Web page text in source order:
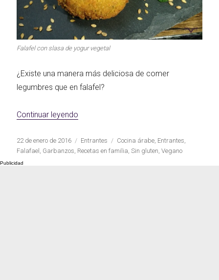
Falafel con slasa de yogur vegetal
¿Existe una manera más deliciosa de comer
legumbres que en falafel?
Continuar leyendo
Publicado
el
22 de enero de 2016 Categorías
Entrantes Etiquetas
Cocina árabe Entrantes
Falafael
Garbanzos Recetas en familia ,Sin gluten ,Vegano